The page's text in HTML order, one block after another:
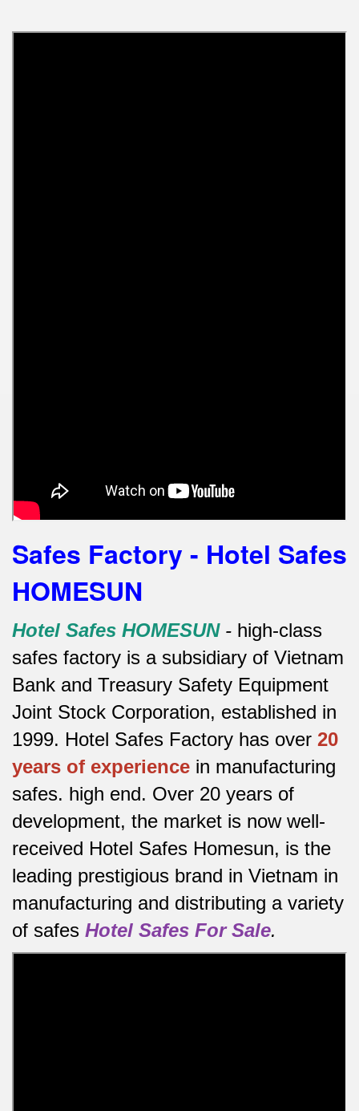
Safes Factory - Hotel Safes
HOMESUN
Hotel Safes HOMESUN- high-class
safes factory is a subsidiary of Vietnam
Bank and Treasury Safety Equipment
Joint Stock Corporation, established in
1999. Hotel Safes Factory has over 20
years of experience in manufacturing
safes. high end. Over 20 years of
development, the market is now well-
received Hotel Safes Homesun, is the
leading prestigious brand in Vietnam in
manufacturing and distributing a variety
of safes Hotel Safes For Sale.